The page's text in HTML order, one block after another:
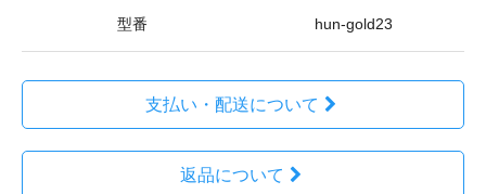
型番 hun-gold23
支払い・配送について
返品について